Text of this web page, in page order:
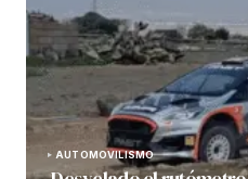
AUTOMOVILISMO